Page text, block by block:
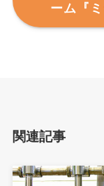
ーム『
関連記事